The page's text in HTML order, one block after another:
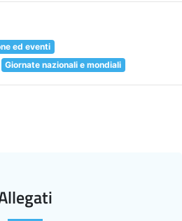
ed eventi
Giornate nazionali e mondiali